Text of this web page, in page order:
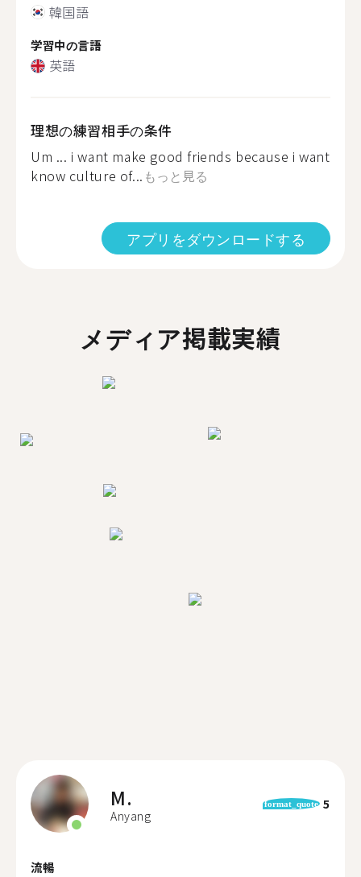
韓国語
学習中の言語
英語
理想の練習相手の条件
Um ... i want make good friends because i want
know culture of... もっと見る
アプリをダウンロードする
メディア掲載実績
M.
Anyang
format_quote 5
流暢